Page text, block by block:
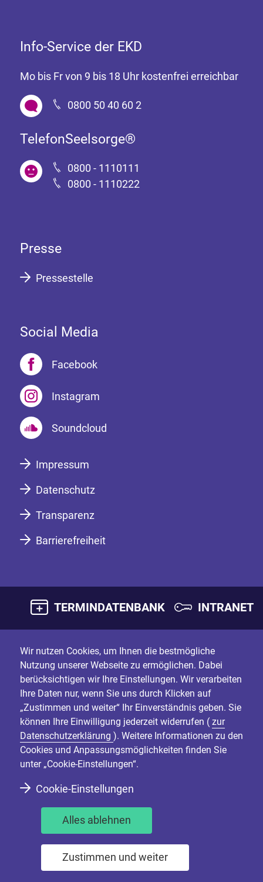
Info-Service der EKD
Mo bis Fr von 9 bis 18 Uhr kostenfrei erreichbar
0800 50 40 60 2
TelefonSeelsorge®
0800 - 1110111
0800 - 1110222
Presse
Pressestelle
Social Media
Facebook
Instagram
Soundcloud
Impressum
Datenschutz
Transparenz
Barrierefreiheit
TERMINDATENBANK INTRANET
Wir nutzen Cookies, um Ihnen die bestmögliche
Nutzung unserer Webseite zu ermöglichen. Dabei
berücksichtigen wir Ihre Einstellungen. Wir verarbeiten
Ihre Daten nur, wenn Sie uns durch Klicken auf
„Zustimmen und weiter“ Ihr Einverständnis geben. Sie
können Ihre Einwilligung jederzeit widerrufen ( zur
Datenschutzerklärung ). Weitere Informationen zu den
Cookies und Anpassungsmöglichkeiten finden Sie
unter „Cookie-Einstellungen“.
Cookie-Einstellungen
Alles ablehnen
Zustimmen und weiter